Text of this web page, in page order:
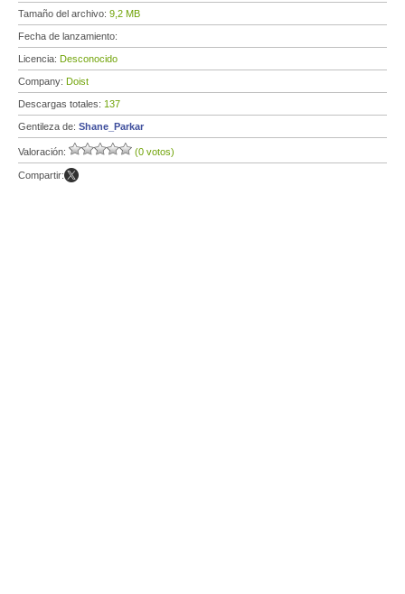
Tamaño del archivo: 9,2 MB
Fecha de lanzamiento:
Licencia: Desconocido
Company: Doist
Descargas totales: 137
Gentileza de: Shane_Parkar
Valoración: (0 votos)
Compartir: